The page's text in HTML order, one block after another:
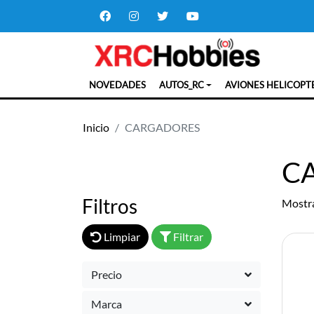
NOVEDADES AUTOS_RC AVIONES
Inicio CARGADORES
Filtros
Limpiar Filtrar
Precio
Marca